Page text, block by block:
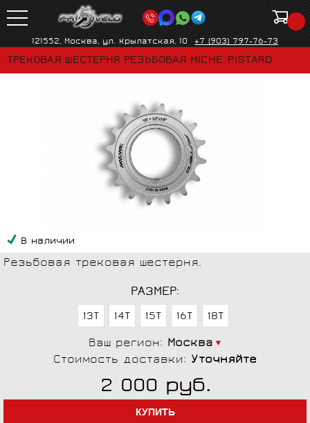
121552, Москва, ул. Крылатская, 10 +7 (903) 797-76-73
ТРЕКОВАЯ ШЕСТЕРНЯ РЕЗЬБОВАЯ MICHE PISTARD
В наличии
Резьбовая трековая шестерня.
РАЗМЕР:
13T 14T 15T 16T 18T
Ваш регион: Москва
Стоимость доставки: Уточняйте
2 000 руб.